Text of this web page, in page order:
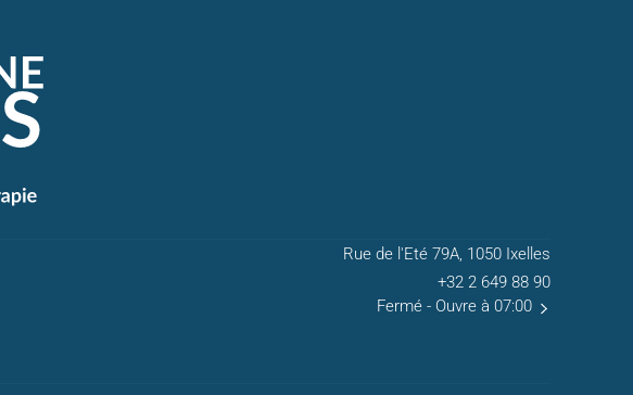
Rue de l'Eté 79A, 1050 Ixelles
+32 2 649 88 90
Fermé - Ouvre à 07:00